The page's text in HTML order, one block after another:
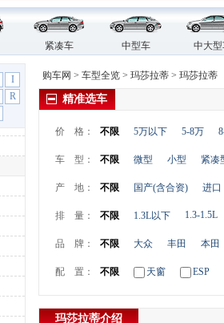
紧凑车 中型车 中大
I
R
购车网 > 车型全览 > 玛莎拉蒂 > 玛莎拉蒂
精准选车
价 格： 不限 5万以下 5-8万
车 型： 不限 微型 小型 紧凑
产 地： 不限 国产(含合资) 进口
排 量： 不限 1.3L以下 1.3-1.5L
品 牌： 不限 大众 丰田 本田
配 置： 不限 天窗 ESP
玛莎拉蒂介绍